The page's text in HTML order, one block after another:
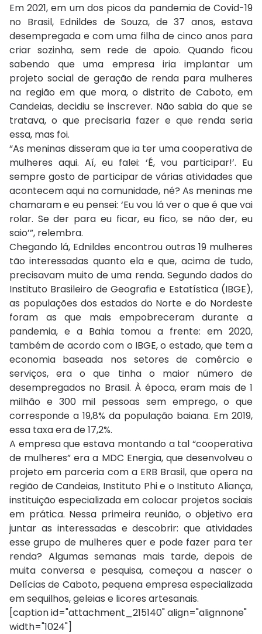
Em 2021, em um dos picos da pandemia de Covid-19
no Brasil, Ednildes de Souza, de 37 anos, estava
desempregada e com uma filha de cinco anos para
criar sozinha, sem rede de apoio. Quando ficou
sabendo que uma empresa iria implantar um
projeto social de geração de renda para mulheres
na região em que mora, o distrito de Caboto, em
Candeias, decidiu se inscrever. Não sabia do que se
tratava, o que precisaria fazer e que renda seria
essa, mas foi.
“As meninas disseram que ia ter uma cooperativa de
mulheres aqui. Aí, eu falei: ‘É, vou participar!’. Eu
sempre gosto de participar de várias atividades que
acontecem aqui na comunidade, né? As meninas me
chamaram e eu pensei: ‘Eu vou lá ver o que é que vai
rolar. Se der para eu ficar, eu fico, se não der, eu
saio’”, relembra.
Chegando lá, Ednildes encontrou outras 19 mulheres
tão interessadas quanto ela e que, acima de tudo,
precisavam muito de uma renda. Segundo dados do
Instituto Brasileiro de Geografia e Estatística (IBGE),
as populações dos estados do Norte e do Nordeste
foram as que mais empobreceram durante a
pandemia, e a Bahia tomou a frente: em 2020,
também de acordo com o IBGE, o estado, que tem a
economia baseada nos setores de comércio e
serviços, era o que tinha o maior número de
desempregados no Brasil. À época, eram mais de 1
milhão e 300 mil pessoas sem emprego, o que
corresponde a 19,8% da população baiana. Em 2019,
essa taxa era de 17,2%.
A empresa que estava montando a tal “cooperativa
de mulheres” era a MDC Energia, que desenvolveu o
projeto em parceria com a ERB Brasil, que opera na
região de Candeias, Instituto Phi e o Instituto Aliança,
instituição especializada em colocar projetos sociais
em prática. Nessa primeira reunião, o objetivo era
juntar as interessadas e descobrir: que atividades
esse grupo de mulheres quer e pode fazer para ter
renda? Algumas semanas mais tarde, depois de
muita conversa e pesquisa, começou a nascer o
Delícias de Caboto, pequena empresa especializada
em sequilhos, geleias e licores artesanais.
[caption id="attachment_215140" align="alignnone"
width="1024"]